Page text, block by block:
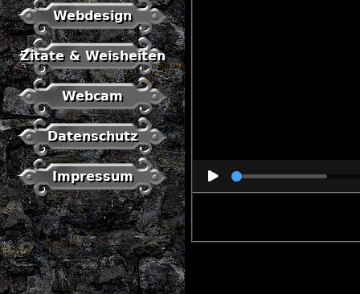
Webdesign
Zitate & Weisheiten
Webcam
Datenschutz
Impressum